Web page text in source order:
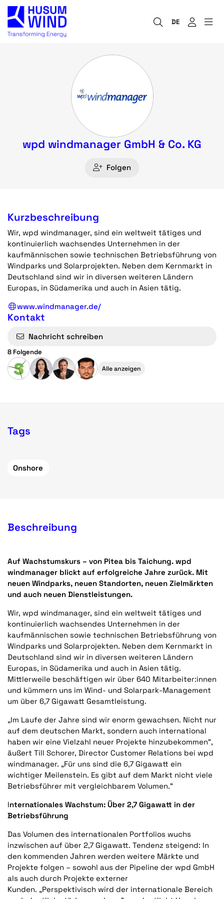
DE
wpd windmanager GmbH & Co. KG
Folgen
Kurzbeschreibung
Wir, wpd windmanager, sind ein weltweit tätiges und
kontinuierlich wachsendes Unternehmen in der
kaufmännischen sowie technischen Betriebsführung von
Windparks und Solarprojekten. Neben dem Kernmarkt in
Deutschland sind wir in diversen weiteren Ländern
Europas, in Südamerika und auch in Asien tätig.
www.windmanager.de/
Kontakt
Nachricht schreiben
8 Folgende
Alle anzeigen
Tags
Onshore
Beschreibung
Auf Wachstumskurs – von Pitea bis Taichung. wpd
windmanager blickt auf erfolgreiche Jahre zurück. Mit
neuen Windparks, neuen Standorten, neuen Zielmärkten
und auch neuen Dienstleistungen.
Wir, wpd windmanager, sind ein weltweit tätiges und
kontinuierlich wachsendes Unternehmen in der
kaufmännischen sowie technischen Betriebsführung von
Windparks und Solarprojekten. Neben dem Kernmarkt in
Deutschland sind wir in diversen weiteren Ländern
Europas, in Südamerika und auch in Asien tätig.
Mittlerweile beschäftigen wir über 640 Mitarbeiter:innen
und kümmern uns im Wind- und Solarpark-Management
um über 6,7 Gigawatt Gesamtleistung.
„Im Laufe der Jahre sind wir enorm gewachsen. Nicht nur
auf dem deutschen Markt, sondern auch international
haben wir eine Vielzahl neuer Projekte hinzubekommen“,
äußert Till Schorer, Director Customer Relations bei wpd
windmanager. „Für uns sind die 6,7 Gigawatt ein
wichtiger Meilenstein. Es gibt auf dem Markt nicht viele
Betriebsführer mit vergleichbarem Volumen.“
Internationales Wachstum: Über 2,7 Gigawatt in der
Betriebsführung
Das Volumen des internationalen Portfolios wuchs
inzwischen auf über 2,7 Gigawatt. Tendenz steigend: In
den kommenden Jahren werden weitere Märkte und
Projekte folgen – sowohl aus der Pipeline der wpd GmbH
als auch durch Projekte externer
Kunden. „Perspektivisch wird der internationale Bereich